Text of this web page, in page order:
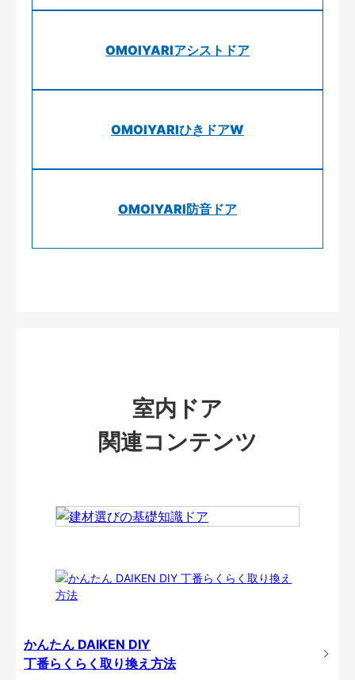
OMOIYARIアシストドア
OMOIYARIひきドアW
OMOIYARI防音ドア
室内ドア
関連コンテンツ
かんたん DAIKEN DIY
丁番らくらく取り換え方法